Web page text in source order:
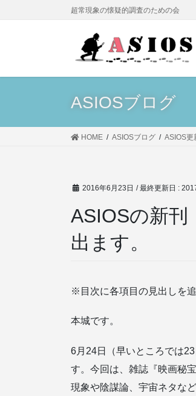
に
ョ
超常現象の懐疑的調査のための会
ASIOSブログ
HOME ASIOSブログ ASIOS更
2016年6月23日 / 最終更新日 :
ASIOSの新刊
出ます。
※目次に各項目の見出しを
本城です。
6月24日（早いところでは
す。今回は、雑誌『映画秘
現象や陰謀論、宇宙ネタな